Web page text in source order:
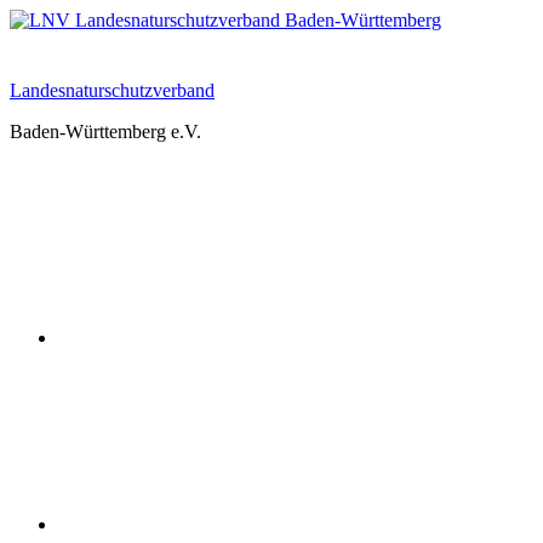
Zum
Landesnaturschutzverband
Baden-Württemberg e.V.